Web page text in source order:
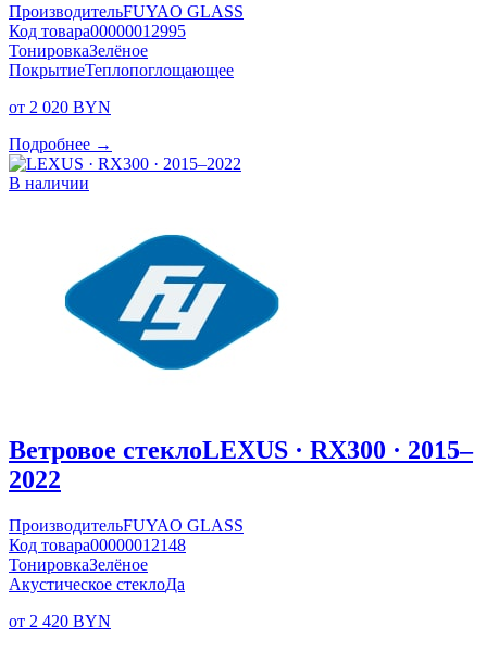
ПроизводительFUYAO GLASS
Код товара00000012995
ТонировкаЗелёное
ПокрытиеТеплопоглощающее
от 2 020 BYN
Подробнее →
В наличии
Ветровое стеклоLEXUS · RX300 · 2015–
2022
ПроизводительFUYAO GLASS
Код товара00000012148
ТонировкаЗелёное
Акустическое стеклоДа
от 2 420 BYN